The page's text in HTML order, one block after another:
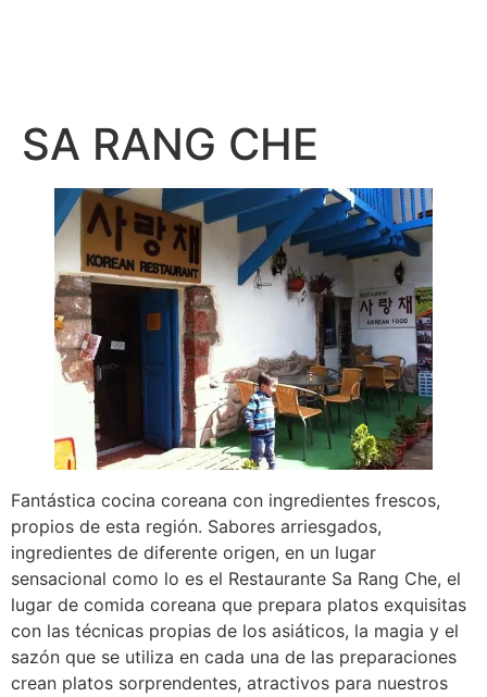
SA RANG CHE
Fantástica cocina coreana con ingredientes frescos,
propios de esta región. Sabores arriesgados,
ingredientes de diferente origen, en un lugar
sensacional como lo es el Restaurante Sa Rang Che, el
lugar de comida coreana que prepara platos exquisitas
con las técnicas propias de los asiáticos, la magia y el
sazón que se utiliza en cada una de las preparaciones
crean platos sorprendentes, atractivos para nuestros